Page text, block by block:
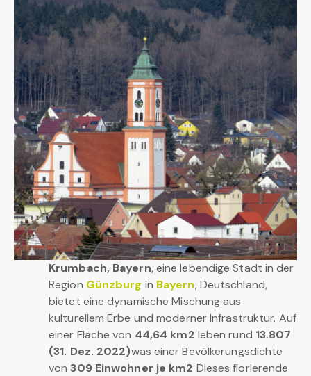
Krumbach, Bayern, eine lebendige Stadt in der
Region Günzburg in Bayern, Deutschland,
bietet eine dynamische Mischung aus
kulturellem Erbe und moderner Infrastruktur. Auf
einer Fläche von 44,64 km2 leben rund 13.807
(31. Dez. 2022)was einer Bevölkerungsdichte
von309 Einwohner je km2 Dieses florierende